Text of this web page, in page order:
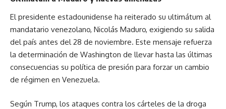
El presidente estadounidense ha reiterado su ultimátum al
mandatario venezolano, Nicolás Maduro, exigiendo su salida
del país antes del 28 de noviembre. Este mensaje refuerza
la determinación de Washington de llevar hasta las últimas
consecuencias su política de presión para forzar un cambio
de régimen en Venezuela.
Según Trump, los ataques contra los cárteles de la droga